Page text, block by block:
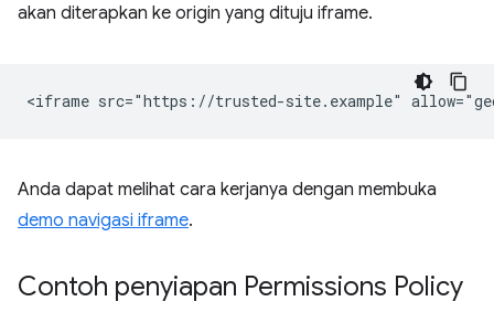
akan diterapkan ke origin yang dituju iframe.
Anda dapat melihat cara kerjanya dengan membuka
demo navigasi iframe.
Contoh penyiapan Permissions Policy